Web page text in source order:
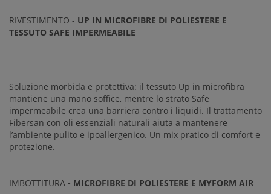
RIVESTIMENTO - UP IN MICROFIBRE DI POLIESTERE E
TESSUTO SAFE IMPERMEABILE
Soluzione morbida e protettiva: il tessuto Up in microfibra
mantiene una mano soffice, mentre lo strato Safe
impermeabile crea una barriera contro i liquidi. Il trattamento
Fibersan con oli essenziali naturali aiuta a mantenere
l’ambiente pulito e ipoallergenico. Un mix pratico di comfort e
protezione.
IMBOTTITURA - MICROFIBRE DI POLIESTERE E MYFORM AIR